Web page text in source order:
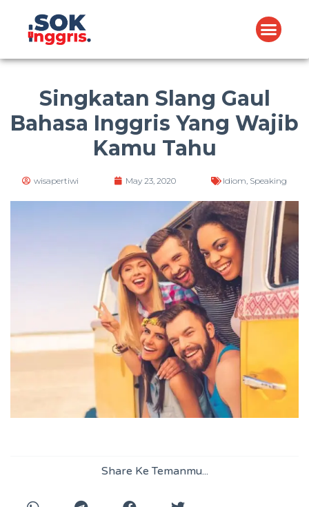
Singkatan Slang Gaul
Bahasa Inggris Yang Wajib
Kamu Tahu
wisapertiwi May 23, 2020 Idiom, Speaking
Share Ke Temanmu...